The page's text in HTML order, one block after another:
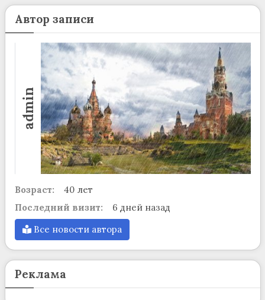
Автор записи
admin
Возраст:
40 лет
Последний визит:
6 дней назад
Все новости автора
Реклама